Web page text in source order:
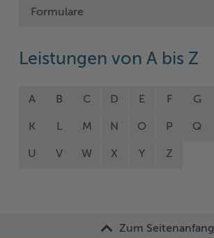
Formulare
Leistungen von A bis Z
A B C D E F G
K L M N O P Q
U V W X Y Z
Zum Seitenanfang